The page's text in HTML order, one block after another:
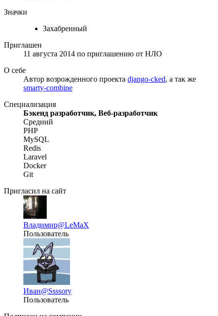
Значки
Захабренный
Приглашен
11 августа 2014 по приглашению от НЛО
О себе
Автор возрожденного проекта django-cked, а так же
smarty-combine
Специализация
Бэкенд разработчик, Веб-разработчик
Средний
PHP
MySQL
Redis
Laravel
Docker
Git
Пригласил на сайт
Владимир@LeMaX
Пользователь
Иван@Ssssory
Пользователь